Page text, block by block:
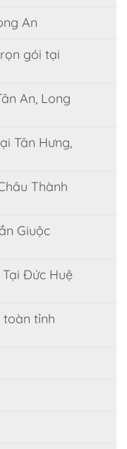
An
gói tại
An, Long
Tân Hưng,
Thành
Giuộc
Đức Huệ
toàn tỉnh